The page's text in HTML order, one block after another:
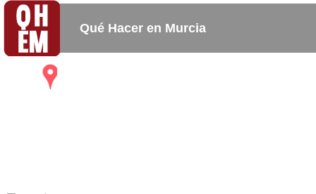
Qué Hacer en Murcia